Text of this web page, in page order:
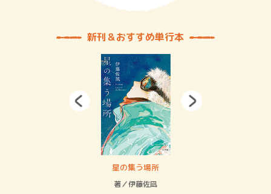
新刊＆おすすめ単行本
星の集う場所
著／伊藤佐凪